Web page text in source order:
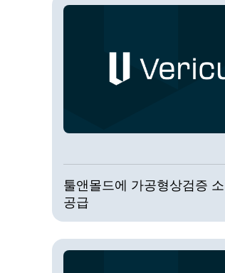
툴앤몰드에 가공형상검증
공급